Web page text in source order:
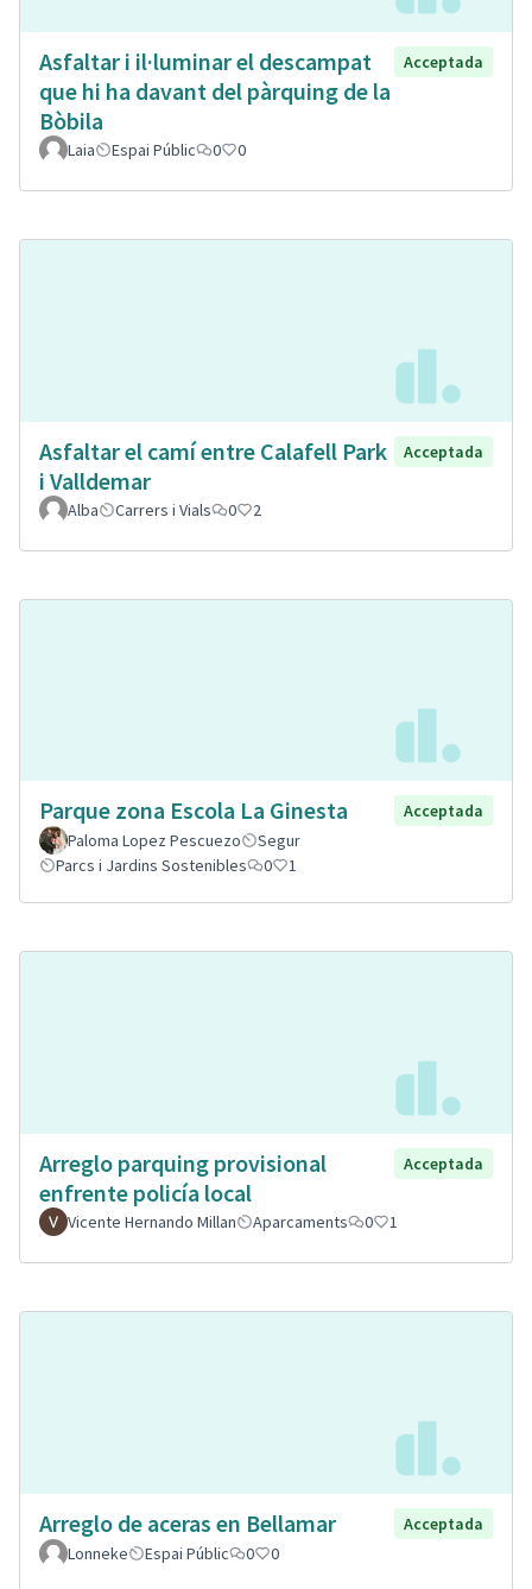
Asfaltar i il·luminar el descampat
que hi ha davant del pàrquing de la
Bòbila
Acceptada
Laia Espai Públic 0 0
Asfaltar el camí entre Calafell Park
i Valldemar
Acceptada
Alba Carrers i Vials 0 2
Parque zona Escola La Ginesta
Acceptada
Paloma Lopez Pescuezo
Segur
Parcs i Jardins Sostenibles
0 1
Arreglo parquing provisional
enfrente policía local
Acceptada
Vicente Hernando Millan Aparcaments 0 1
Arreglo de aceras en Bellamar
Acceptada
Lonneke
Espai Públic 0 0